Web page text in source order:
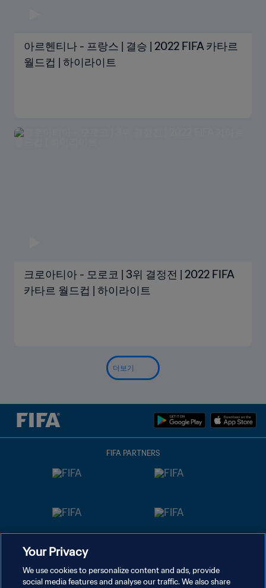
아르헨티나 - 프랑스 | 결승 | 2022 FIFA 카타르
월드컵 | 하이라이트
크로아티아 - 모로코 | 3위 결정전 | 2022 FIFA
카타르 월드컵 | 하이라이트
더보기
FIFA PARTNERS
Your Privacy
We use cookies to personalize content and ads, provide
social media features and analyse our traffic. We also share